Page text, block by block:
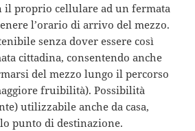
il proprio cellulare ad un fermata
l’orario di arrivo del mezzo.
senza dover essere così
cittadina, consentendo anche
del mezzo lungo il percorso
fruibilità). Possibilità
utilizzabile anche da casa,
punto di destinazione.